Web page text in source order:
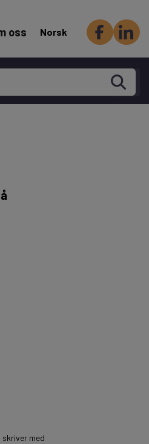
menu
oss Norsk
med